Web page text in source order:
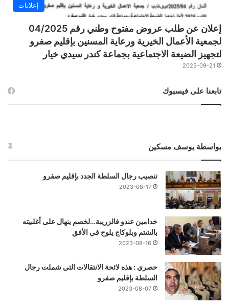
إعلانات
إعلان عن طلب عروض مفتوح وطني رقم 04/2025
لجمعية الأعمال الخيرية ورعاية المسنين بإقليم صفرو
لتجهيز الضيعة الاجتماعية بجماعة كندر سيدي خيار
2025-09-21
تابعنا على فيسبوك
بواسطة يوسف مسكين
تنصيب رجال السلطة الجدد بإقليم صفرو
2023-08-17
خدامين عندو فالزريبة…لخصم ينهال على أغلبيته
بالشتم وبلوكاج يلوح في الأفق
2023-08-16
حصري : هذه لائحة الانتقالات التي شملت رجال
السلطة بإقليم صفرو
2023-08-07